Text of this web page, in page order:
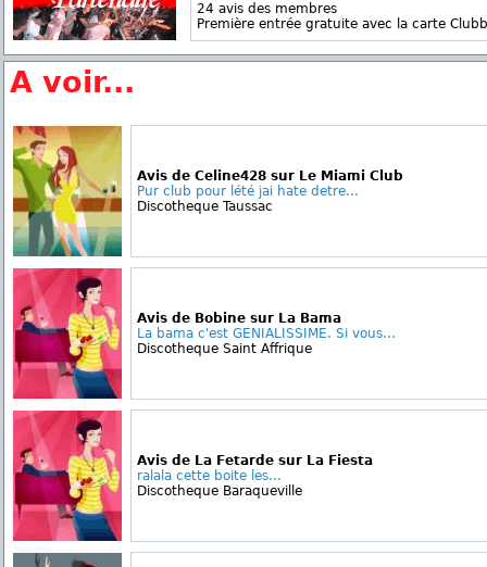
24 avis des membres
Première entrée gratuite avec la carte
A voir...
Avis de Celine428 sur Le Miami Club
Pur club pour lété jai hate detre...
Discotheque Taussac
Avis de Bobine sur La Bama
La bama c'est GENIALISSIME. Si vous...
Discotheque Saint Affrique
Avis de La Fetarde sur La Fiesta
ralala cette boite les...
Discotheque Baraqueville